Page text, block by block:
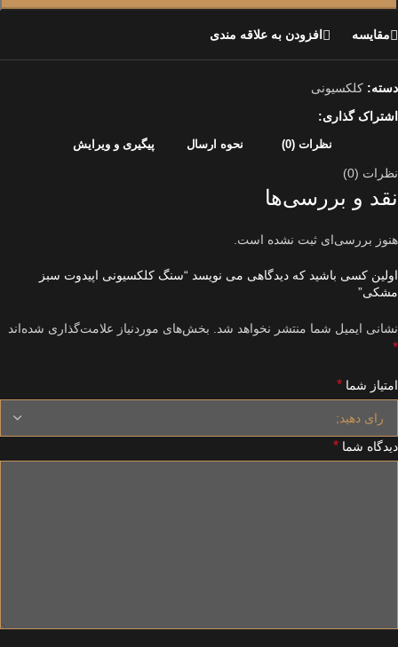
مقایسه افزودن به علاقه مندی
دسته: کلکسیونی
اشتراک گذاری:
نظرات (0) نحوه ارسال پیگیری و ویرایش
نظرات (0)
نقد و بررسی‌ها
هنوز بررسی‌ای ثبت نشده است.
اولین کسی باشید که دیدگاهی می نویسد “سنگ کلکسیونی اپیدوت سبز
مشکی”
نشانی ایمیل شما منتشر نخواهد شد. بخش‌های موردنیاز علامت‌گذاری شده‌اند
*
امتیاز شما *
دیدگاه شما *